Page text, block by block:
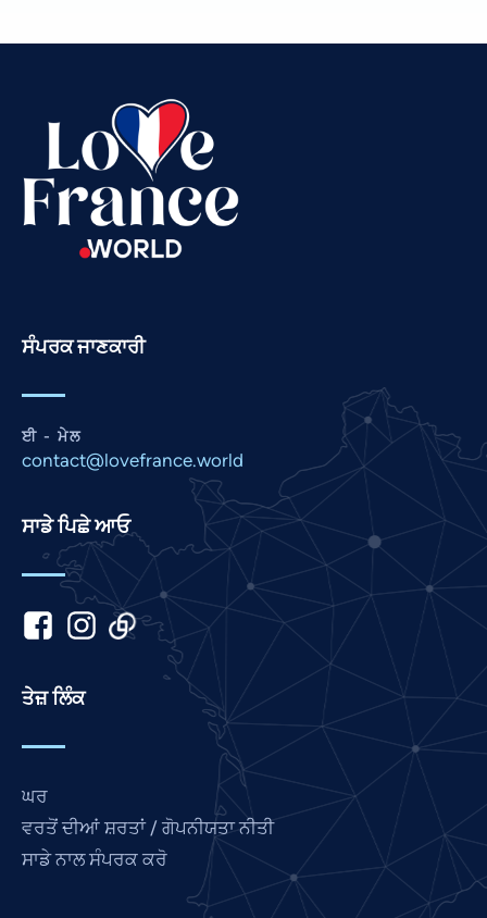
ਸੰਪਰਕ ਜਾਣਕਾਰੀ
ਈ - ਮੇਲ
contact@lovefrance.world
ਸਾਡੇ ਪਿਛੇ ਆਓ
ਤੇਜ਼ ਲਿੰਕ
ਘਰ
ਵਰਤੋਂ ਦੀਆਂ ਸ਼ਰਤਾਂ / ਗੋਪਨੀਯਤਾ ਨੀਤੀ
ਸਾਡੇ ਨਾਲ ਸੰਪਰਕ ਕਰੋ
Finnish
French
German
Indonesian
Italian
Kannada
Korean
Malay
Marathi